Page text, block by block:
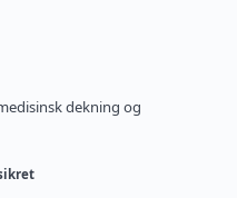
dekning og